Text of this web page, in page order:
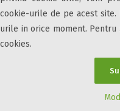
cookie-urile de pe acest
urile in orice moment.
cookies.
Accepta animale
Accepta voucher
Acces persoane cu